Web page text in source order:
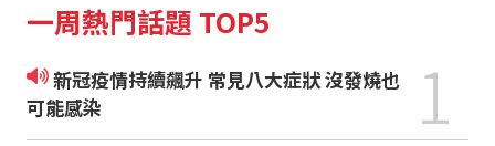
一周熱門話題 TOP5
新冠疫情持續飆升 常見八大症狀 沒發燒也
可能感染
1